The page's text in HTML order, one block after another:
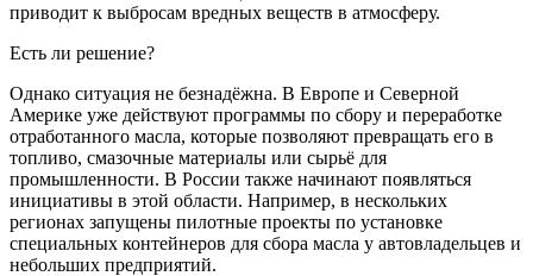
приводит к выбросам вредных веществ в атмосферу.
Есть ли решение?
Однако ситуация не безнадёжна. В Европе и Северной
Америке уже действуют программы по сбору и переработке
отработанного масла, которые позволяют превращать его в
топливо, смазочные материалы или сырьё для
промышленности. В России также начинают появляться
инициативы в этой области. Например, в нескольких
регионах запущены пилотные проекты по установке
специальных контейнеров для сбора масла у автовладельцев и
небольших предприятий.